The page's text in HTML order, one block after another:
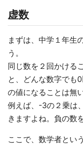
虚数
まずは、中学１年生
う。
同じ数を２回かける
と、どんな数字でも
の値になることは無
例えば、-3の２乗
きますよね。負の数
ここで、数学者とい